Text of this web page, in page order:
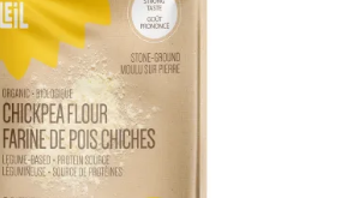
TO CART / DETAILS